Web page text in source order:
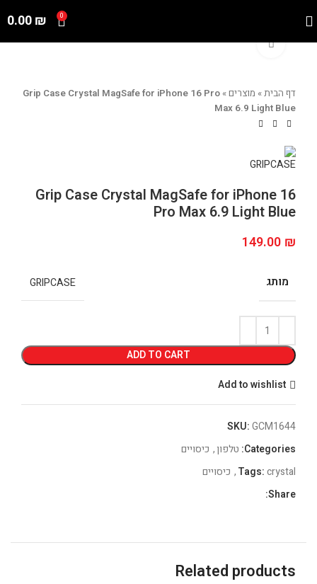
0
0.00₪
Click to enlarge
דף הבית» מוצרים»
Grip Case Crystal MagSafe for iPhone 16 Pro
Max 6.9 Light Blue
Grip Case Crystal MagSafe for iPhone 16
Pro Max 6.9 Light Blue
149.00 ₪
מותג GRIPCASE
ADD TO CART
Add to wishlist
SKU:GCM1644
Categories: טלפון, כיסויים
Tags:crystal
, כיסויים
Share:
Related products